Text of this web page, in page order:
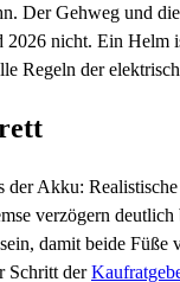
Der Gehweg und
nicht. Ein
Regeln der
Akku:
verzögern
damit beide
Schritt der